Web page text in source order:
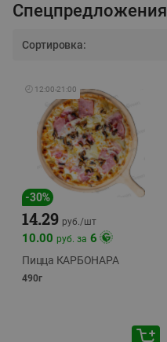
Спецпредложения
Сортировка:
🕘 12:00-21:00
-30%
14.29 руб./шт
10.00 руб. за 6
Пицца КАРБОНАРА
490г